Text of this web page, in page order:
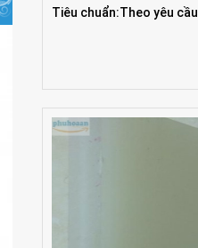
Tiêu chuẩn:Theo yêu cầu